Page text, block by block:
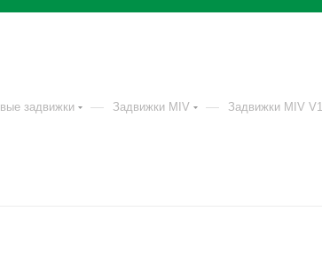
задвижки — Задвижки MIV — Задвижки MIV V1